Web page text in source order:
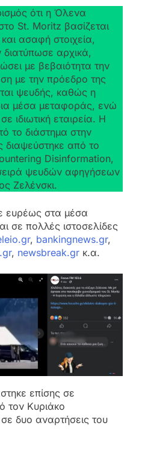
ότι η Όλενα
St. Moritz βασίζεται
ασαφή στοιχεία,
αρχικά,
με βεβαιότητα την
με την πρόεδρο της
ψευδής, καθώς η
μέσα μεταφοράς, ενώ
ιδιωτική εταιρεία. Η
το διάστημα στην
διαψεύστηκε από το
Disinformation,
ψευδών αφηγήσεων
Ζελένσκι.
ευρέως στα μέσα
σε πολλές ιστοσελίδες
, bankingnews.gr,
, newsbreak.gr κ.α.
επίσης σε
τον Κυριάκο
δυο αναρτήσεις του